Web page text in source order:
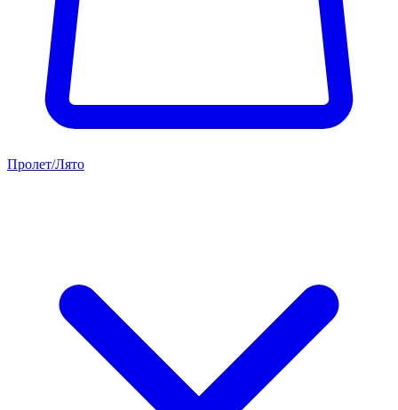
Пролет/Лято